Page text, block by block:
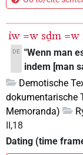
ı͗w =w sḏm =w
DE "Wenn man
indem [man
Demotische
dokumentarische
Memoranda)
II,18
Dating (time